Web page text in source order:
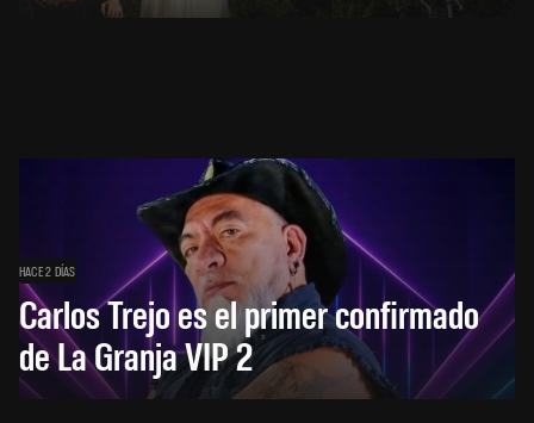
HACE 2 DÍAS
Carlos Trejo es el primer confirmado
de La Granja VIP 2